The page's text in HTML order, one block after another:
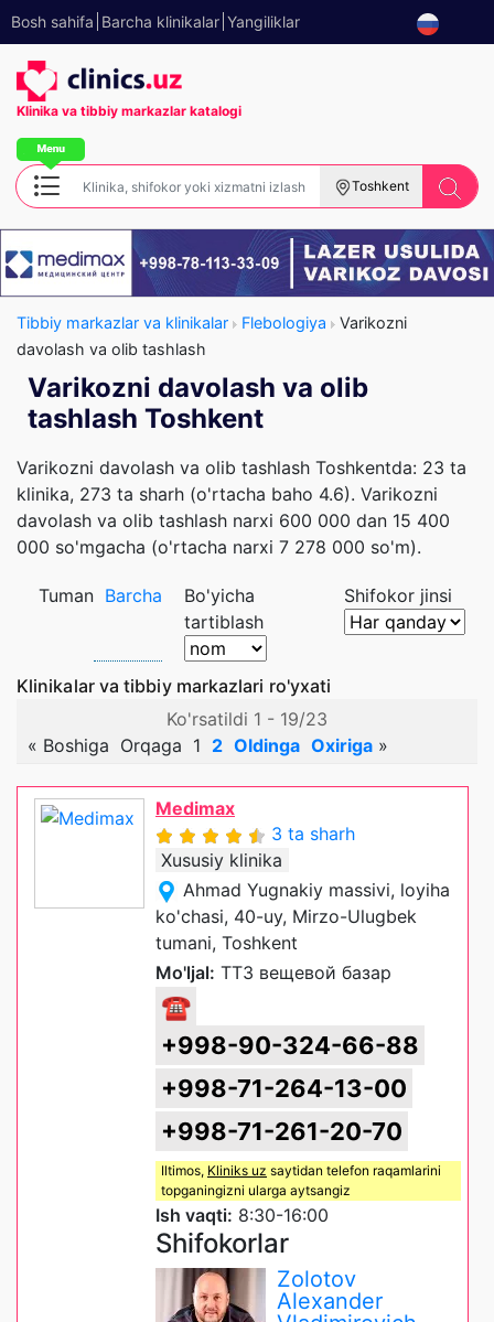
Bosh sahifa Barcha klinikalar Yangiliklar
Klinika va tibbiy markazlar katalogi
Toshkent
Tibbiy markazlar va klinikalar Flebologiya
Varikozni
davolash va olib tashlash
Varikozni davolash va olib
tashlash Toshkent
Varikozni davolash va olib tashlash Toshkentda: 23 ta
klinika, 273 ta sharh (o'rtacha baho 4.6). Varikozni
davolash va olib tashlash narxi 600 000 dan 15 400
000 so'mgacha (o'rtacha narxi 7 278 000 so'm).
Tuman Barcha
Bo'yicha
tartiblash
Shifokor jinsi
Klinikalar va tibbiy markazlari ro'yxati
Ko'rsatildi 1 - 19/23
« Boshiga Orqaga 1 2 Oldinga Oxiriga »
Medimax
3 ta sharh
Xususiy klinika
Ahmad Yugnakiy massivi, loyiha
ko'chasi, 40-uy, Mirzo-Ulugbek
tumani, Toshkent
Mo'ljal: ТТЗ вещевой базар
☎
+998-90-324-66-88
+998-71-264-13-00
+998-71-261-20-70
Iltimos, Kliniks uz saytidan telefon raqamlarini
topganingizni ularga aytsangiz
Ish vaqti: 8:30-16:00
Shifokorlar
Zolotov
Alexander